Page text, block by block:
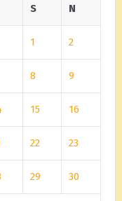
S N
1 2
8 9
15 16
22 23
29 30